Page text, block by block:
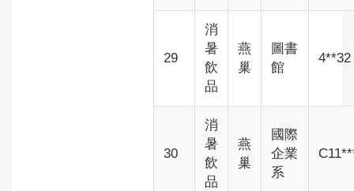
29
消
暑
飲
品
燕
巢
圖書
館
4**32
30
消
暑
飲
品
燕
巢
國際
企業
系